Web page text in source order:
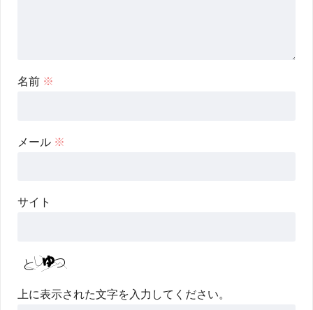
名前 ※
メール ※
サイト
上に表示された文字を入力してください。